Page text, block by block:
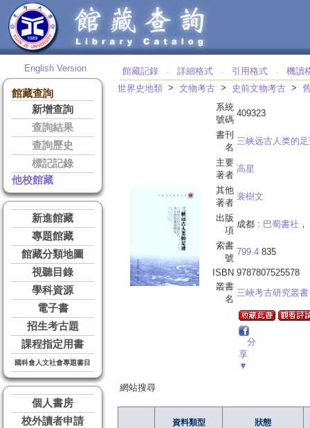
English Version
館藏查詢
新增查詢
查詢結果
查詢歷史
標記記錄
他校館藏
新進館藏
專題館藏
館藏分類地圖
視聽目錄
學科資源
電子書
招生考古題
課程指定用書
國科會人文社會專題書目
個人書房
校外讀者申請
館藏記錄 ‧ 詳細格式 ‧ 引用格式 ‧
機讀
世界史地類 > 文物考古 > 史前文物考古 >
系統
號碼
409323
書刊
名
三峡远古人类的
主要
著者
高星
其他
著者
裴樹文
出版
項
成都 : 巴蜀書社
索書
號
799.4 835
ISBN 9787807525578
叢書
名
三峽考古研究叢書
分
享
▼
網站搜尋
資料類型 狀態